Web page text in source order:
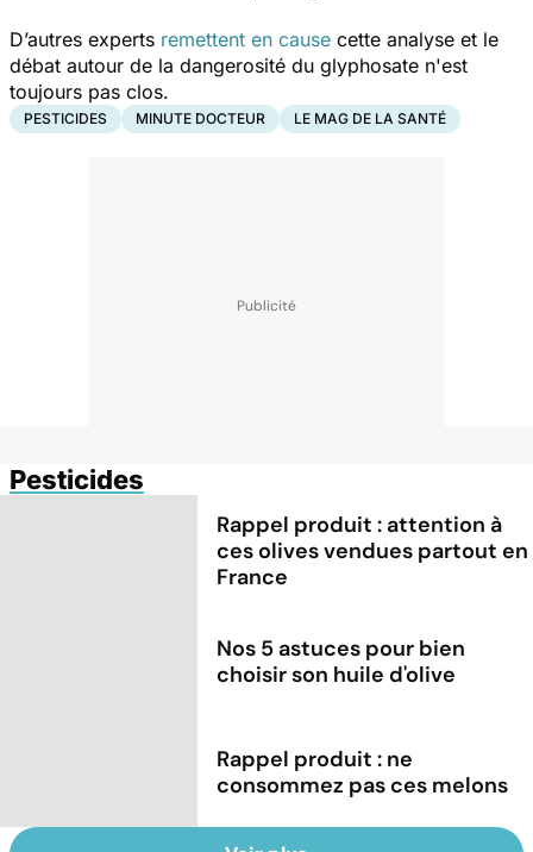
D’autres experts remettent en cause cette analyse et le
débat autour de la dangerosité du glyphosate n'est
toujours pas clos.
PESTICIDES MINUTE DOCTEUR LE MAG DE LA SANTÉ
Pesticides
Rappel produit : attention à
ces olives vendues partout en
France
Nos 5 astuces pour bien
choisir son huile d'olive
Rappel produit : ne
consommez pas ces melons